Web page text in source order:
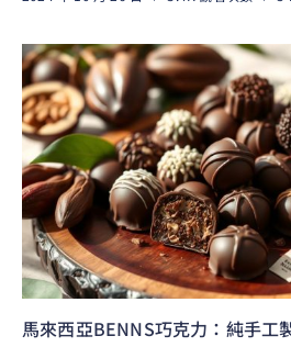
馬來西亞BENNS巧克力：純手工